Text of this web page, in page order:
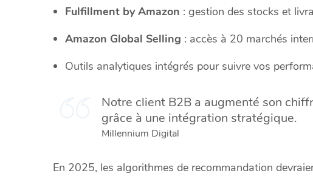
Fulfillment by Amazon : gestion des stocks et
Amazon Global Selling : accès à 20 marchés
Outils analytiques intégrés pour suivre vos
Notre client B2B a augmenté son
grâce à une intégration stratégique.
Millennium Digital
En 2025, les algorithmes de recommandation